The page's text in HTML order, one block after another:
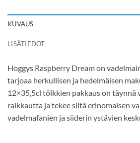
KUVAUS
LISÄTIEDOT
Hoggys Raspberry Dream on
tarjoaa herkullisen ja hedelmäisen
12×35,5cl tölkkien pakkaus on täynnä
raikkautta ja tekee siitä erinomaisen
vadelmafanien ja siiderin ystävien